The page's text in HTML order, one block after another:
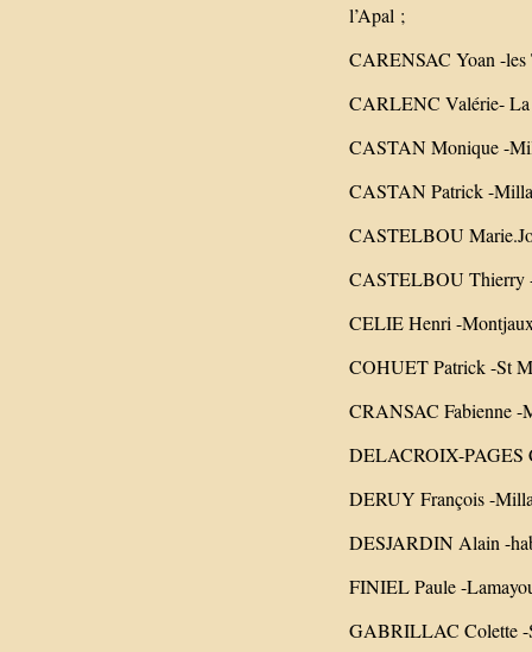
l’Apal ;
CARENSAC Yoan -les
CARLENC Valérie- La
CASTAN Monique -
CASTAN Patrick -
CASTELBOU
CASTELBOU Thierry
CELIE Henri -
COHUET Patrick -St
CRANSAC Fabienne -
DELACROIX-PAGES
DERUY François -
DESJARDIN Alain -
FINIEL Paule -
GABRILLAC Colette -